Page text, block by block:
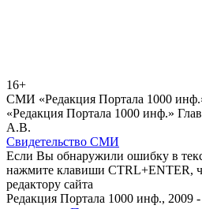
16+
СМИ «Редакция Портала 1000
«Редакция Портала 1000 инф.»
А.В.
Свидетельство СМИ
Если Вы обнаружили ошибку в
нажмите клавиши CTRL+ENTER,
редактору сайта
Редакция Портала 1000 инф., 2009